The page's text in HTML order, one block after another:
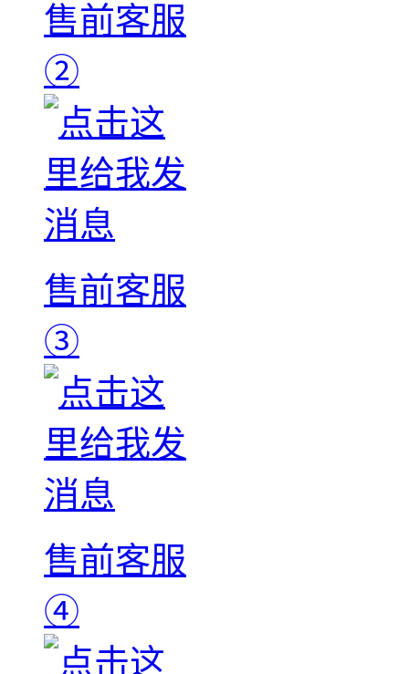
售前客服
②
售前客服
③
售前客服
④